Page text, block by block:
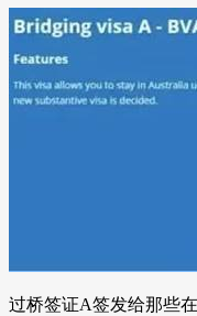
过桥签证A签发给那些